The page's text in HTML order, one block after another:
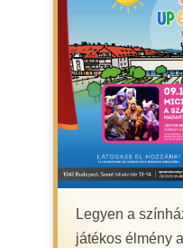
Legyen a
játékos élmény